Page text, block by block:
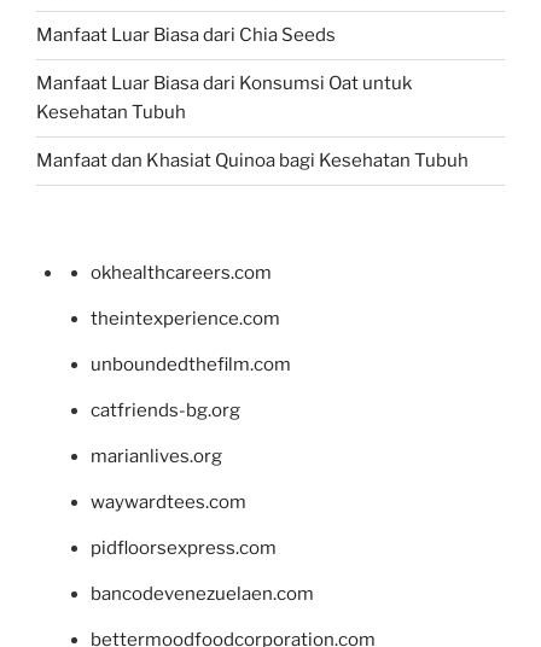
Manfaat Luar Biasa dari Chia Seeds
Manfaat Luar Biasa dari Konsumsi Oat untuk
Kesehatan Tubuh
Manfaat dan Khasiat Quinoa bagi Kesehatan Tubuh
okhealthcareers.com
theintexperience.com
unboundedthefilm.com
catfriends-bg.org
marianlives.org
waywardtees.com
pidfloorsexpress.com
bancodevenezuelaen.com
bettermoodfoodcorporation.com